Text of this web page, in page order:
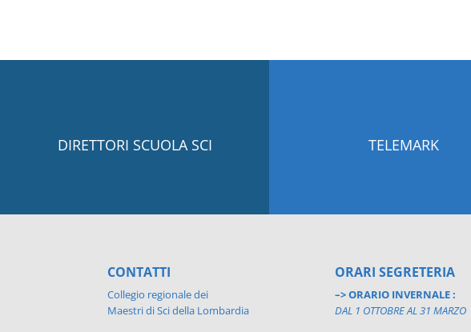
DIRETTORI SCUOLA SCI TELEMARK
CONTATTI
Collegio regionale dei
Maestri di Sci della Lombardia
ORARI SEGRETERIA
–> ORARIO INVERNALE :
DAL 1 OTTOBRE AL 31 MARZO